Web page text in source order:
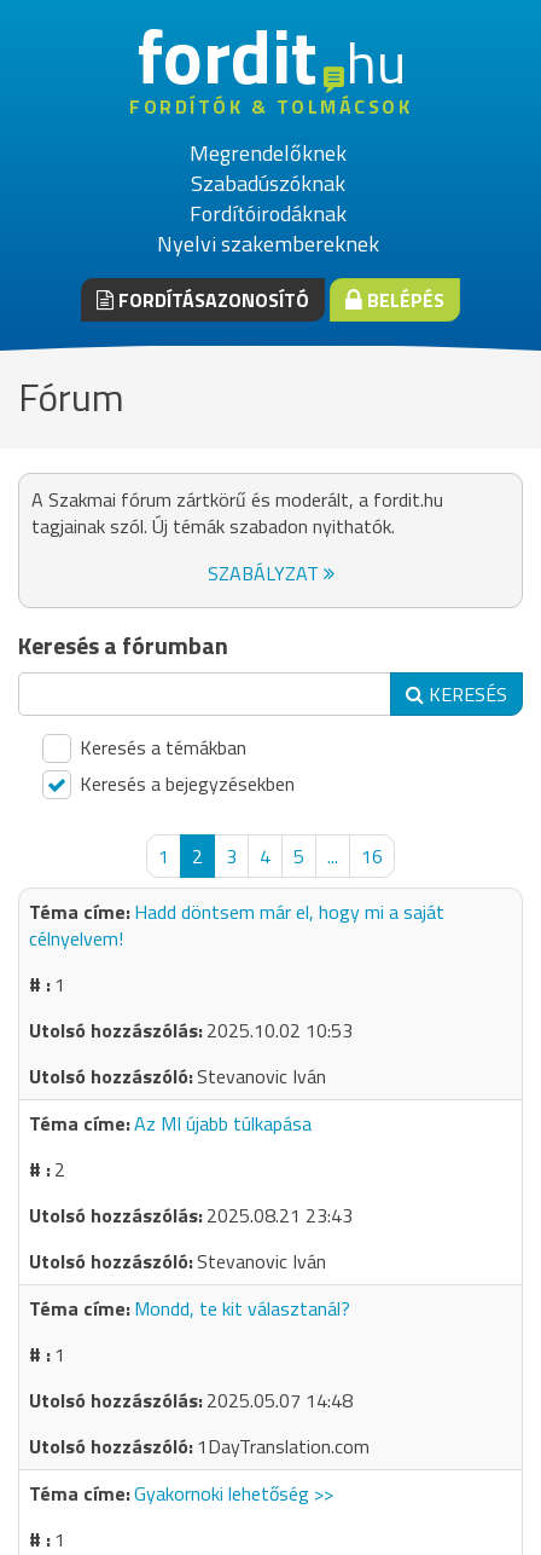
fordithu
FORDÍTÓK & TOLMÁCSOK
Megrendelőknek
Szabadúszóknak
Fordítóirodáknak
Nyelvi szakembereknek
FORDÍTÁSAZONOSÍTÓ BELÉPÉS
Fórum
A Szakmai fórum zártkörű és moderált, a fordit.hu
tagjainak szól. Új témák szabadon nyithatók.
SZABÁLYZAT
Keresés a fórumban
KERESÉS
Keresés a témákban
Keresés a bejegyzésekben
1 2 3 4 5 ...
16
Hadd döntsem már el, hogy mi a saját
célnyelvem!
1
2025.10.02 10:53
Stevanovic Iván
Az MI újabb túlkapása
2
2025.08.21 23:43
Stevanovic Iván
Mondd, te kit választanál?
1
2025.05.07 14:48
1DayTranslation.com
Gyakornoki lehetőség >>
1